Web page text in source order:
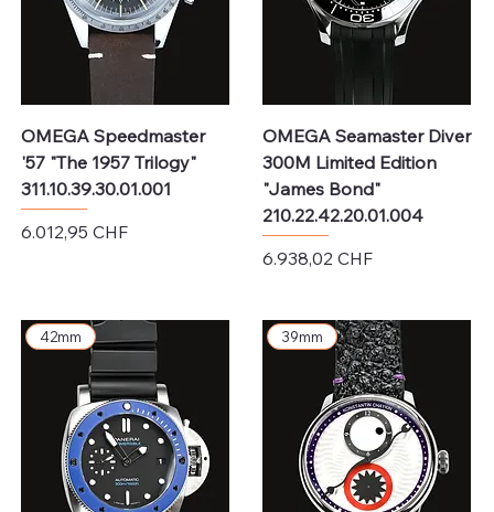
OMEGA Speedmaster
'57 "The 1957 Trilogy"
311.10.39.30.01.001
Preis
6.012,95 CHF
OMEGA Seamaster Diver
300M Limited Edition
"James Bond"
210.22.42.20.01.004
Preis
6.938,02 CHF
42mm 39mm